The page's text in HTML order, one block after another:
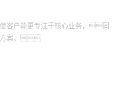
客户能更专注于核心业务，同
方案。